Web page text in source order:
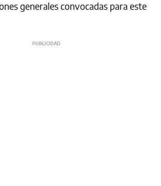
generales convocadas para este